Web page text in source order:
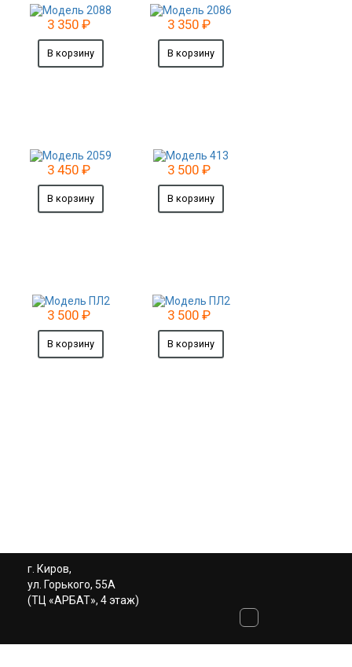
3 350 ₽ 3 350 ₽
3 450 ₽ 3 500 ₽
3 500 ₽ 3 500 ₽
г. Киров,
ул. Горького, 55А
(ТЦ «АРБАТ», 4 этаж)